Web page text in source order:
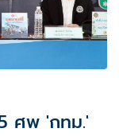
ศพ 'กทม.'